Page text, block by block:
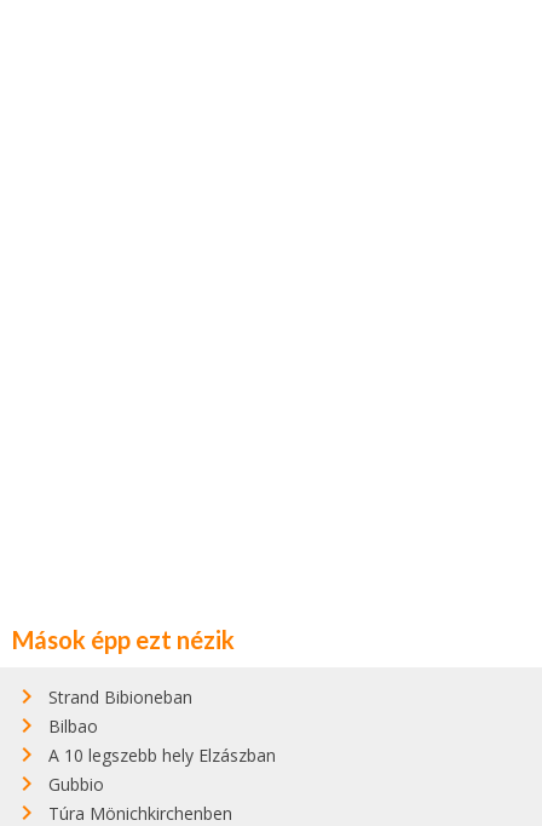
Mások épp ezt nézik
Strand Bibioneban
Bilbao
A 10 legszebb hely Elzászban
Gubbio
Túra Mönichkirchenben